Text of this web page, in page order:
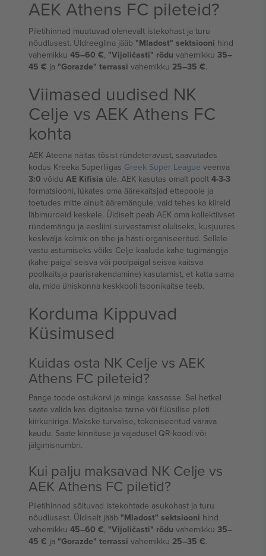
AEK Athens FC pileteid?
Piletihinnad muutuvad olenevalt istekohast ja turu
nõudlusest. Üldreeglina jääb "Mladost" sektsiooni hind
vahemikku 45–60 €, "Vijoličasti" rõdu vahemikku 35–
45 € ja "Gorazde" terrassi vahemikku 25–35 €.
Viimased uudised NK
Celje vs AEK Athens FC
kohta
AEK Ateena näitas tõsist ründeteravust, saavutades
kodus Kreeka Superliigas Greek Super League veenva
3:0 võidu AE Kifisia üle. AEK kasutas omalt poolt 4-3-3
formatsiooni, lükates oma äärekaitsjad ettepoole ja
toetudes mitte ainult ääremängule, vaid tehes ka kiireid
läbimurdeid keskele. Üldiselt peab AEK oma kollektiivset
ründemängu ja eesliini survestamist oluliseks, kusjuures
keskvälja kolmik on tihe ja hästi organiseeritud. Sellele
vastu astumiseks võiks Celje kaaluda kahe tugimängija
(kahe paigal seisva või poolpaigal seisva kaitsva
poolkaitsja paarisrakendamine) kasutamist, et katta sama
ala, mida ühiskonna keskkooli tsoonikaitse teeb.
Korduma Kippuvad
Küsimused
Kuidas osta NK Celje vs AEK
Athens FC pileteid?
Pange toode ostukorvi ja minge kassasse. Sel hetkel
saate valida kas digitaalse tarne või füüsilise pileti
kiirkuriiriga. Makske turvalise, tokeniseeritud värava
kaudu. Saate kinnituse ja vajadusel QR-koodi või
jälgimisnumbri.
Kui palju maksavad NK Celje vs
AEK Athens FC piletid?
Piletihinnad sõltuvad istekohtade asukohast ja turu
nõudlusest. Üldiselt jääb "Mladost" sektsiooni hind
vahemikku 45–60 €, "Vijoličasti" rõdu vahemikku 35–
45 € ja "Gorazde" terrassi vahemikku 25–35 €.